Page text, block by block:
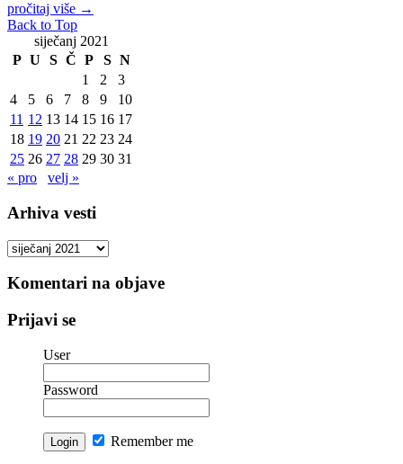
pročitaj više →
Back to Top
siječanj 2021
P U S Č P S N
1
2
3
4
5 6 7 8 9
10
11 12 13 14 15 16 17
18 19 20 21 22 23 24
25 26 27 28 29 30 31
« pro
velj »
Arhiva vesti
Arhiva
Komentari na objave
Prijavi se
User
Password
Remember me